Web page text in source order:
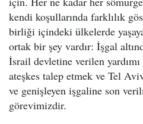
kendi koşullarında farklılık
birliği içindeki ülkelerde
ortak bir şey vardır: İşgal
İsrail devletine verilen
ateşkes talep etmek ve Tel
ve genişleyen işgaline son
görevimizdir.